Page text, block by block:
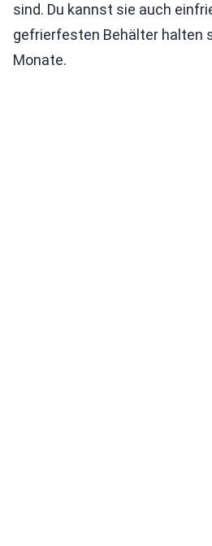
sind. Du kannst sie auch
gefrierfesten Behälter halten
Monate.